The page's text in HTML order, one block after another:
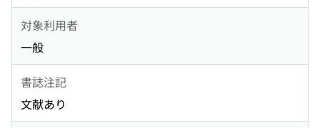
対象利用者
一般
書誌注記
文献あり